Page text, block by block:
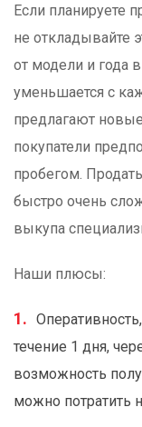
Если планируете
не откладывайте
от модели и года
уменьшается с
предлагают
покупатели
пробегом.
быстро очень
выкупа
Наши плюсы:
течение 1 дня,
возможность
можно потратить